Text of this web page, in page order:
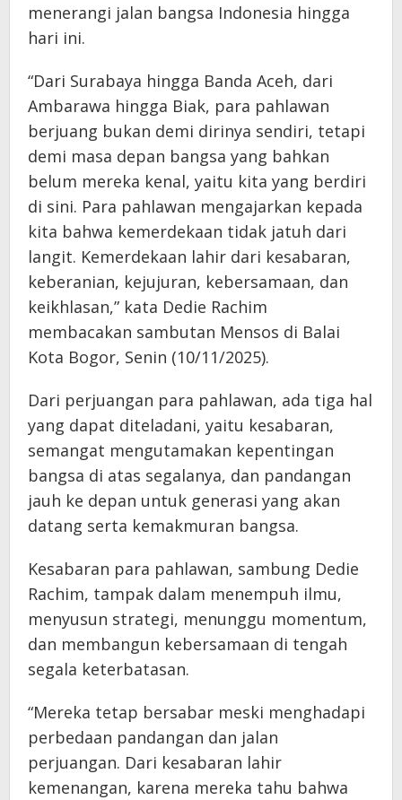
menerangi jalan bangsa Indonesia hingga
hari ini.
“Dari Surabaya hingga Banda Aceh, dari
Ambarawa hingga Biak, para pahlawan
berjuang bukan demi dirinya sendiri, tetapi
demi masa depan bangsa yang bahkan
belum mereka kenal, yaitu kita yang berdiri
di sini. Para pahlawan mengajarkan kepada
kita bahwa kemerdekaan tidak jatuh dari
langit. Kemerdekaan lahir dari kesabaran,
keberanian, kejujuran, kebersamaan, dan
keikhlasan,” kata Dedie Rachim
membacakan sambutan Mensos di Balai
Kota Bogor, Senin (10/11/2025).
Dari perjuangan para pahlawan, ada tiga hal
yang dapat diteladani, yaitu kesabaran,
semangat mengutamakan kepentingan
bangsa di atas segalanya, dan pandangan
jauh ke depan untuk generasi yang akan
datang serta kemakmuran bangsa.
Kesabaran para pahlawan, sambung Dedie
Rachim, tampak dalam menempuh ilmu,
menyusun strategi, menunggu momentum,
dan membangun kebersamaan di tengah
segala keterbatasan.
“Mereka tetap bersabar meski menghadapi
perbedaan pandangan dan jalan
perjuangan. Dari kesabaran lahir
kemenangan, karena mereka tahu bahwa